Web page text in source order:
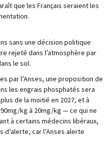
que les Français seraient les
sans une décision politique
rejeté dans l’atmosphère par
le sol.
par l’Anses, une proposition de
les engrais phosphatés sera
de la moitié en 2027, et à
kg à 20mg/kg — ce qui ne
à certains médecins libéraux,
car l’Anses alerte